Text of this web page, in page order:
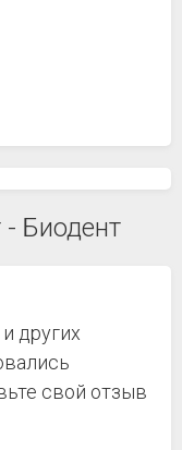
- Биодент
других
свой отзыв